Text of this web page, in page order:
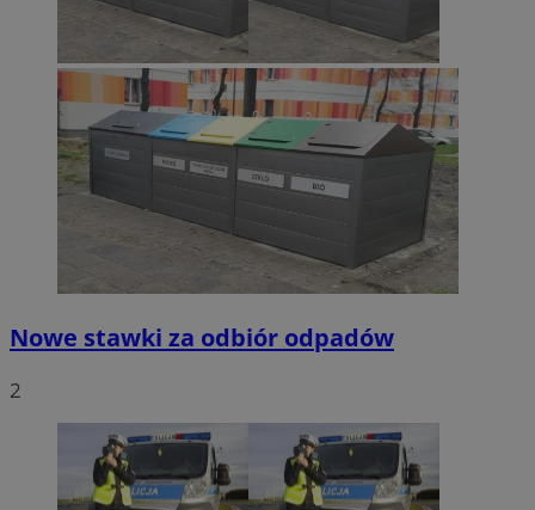
Nowe stawki za odbiór odpadów
2